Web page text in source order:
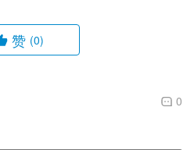
赞 (0)
0